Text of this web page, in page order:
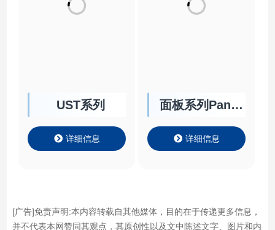
UST系列
详细信息
面板系列Panel
详细信息
[广告]免责声明:本内容转载自其他媒体，目的在于传递更多信息，
并不代表本网赞同其观点，其原创性以及文中陈述文字、图片和内